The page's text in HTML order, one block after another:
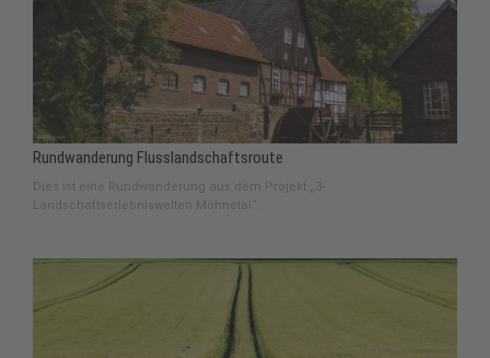
Rundwanderung Flusslandschaftsroute
Dies ist eine Rundwanderung aus dem Projekt „3-
Landschaftserlebniswelten Möhnetal“.